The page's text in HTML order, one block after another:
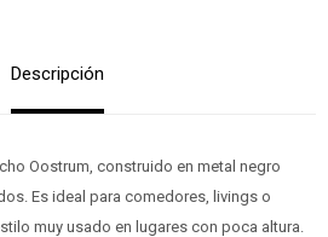
Descripción
Oostrum, construido en metal negro
Es ideal para comedores, livings o
muy usado en lugares con poca altura.